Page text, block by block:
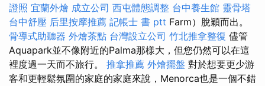
證照 宜蘭外燴 成立公司 西屯體態調整 台中養生館 靈骨塔
台中舒壓 后里按摩推薦 記帳士 書 ptt Farm）脫穎而出。
骨導式助聽器 外燴茶點 台灣設立公司 竹北推拿整復 儘管
Aquapark並不像附近的Palma那樣大，但您仍然可以在這
裡度過一天而不旅行。 推拿推薦 外燴擺盤 對於想要更少游
客和更輕鬆氛圍的家庭的家庭來說，Menorca也是一個不錯